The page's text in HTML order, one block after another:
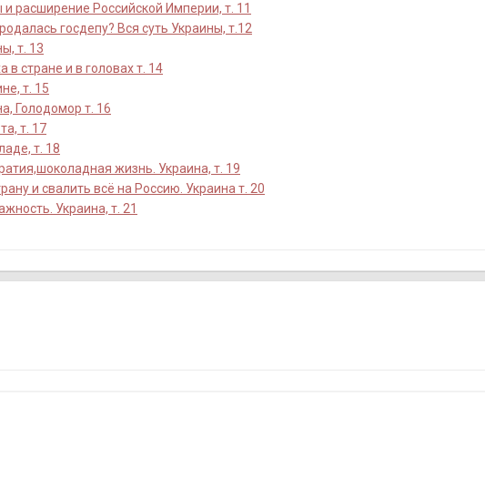
и расширение Российской Империи, т. 11
госдепу? Вся суть Украины, т.12
т. 13
в стране и в головах т. 14
т. 15
Голодомор т. 16
т. 17
т. 18
жизнь. Украина, т. 19
и свалить всё на Россию. Украина т. 20
Украина, т. 21